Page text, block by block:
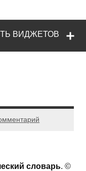
ВИДЖЕТОВ
словарь. ©